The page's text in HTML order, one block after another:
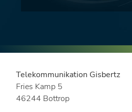
Telekommunikation Gisbertz
Fries Kamp 5
46244 Bottrop